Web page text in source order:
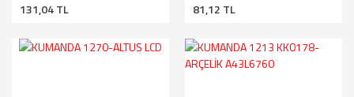
131,04 TL 81,12 TL